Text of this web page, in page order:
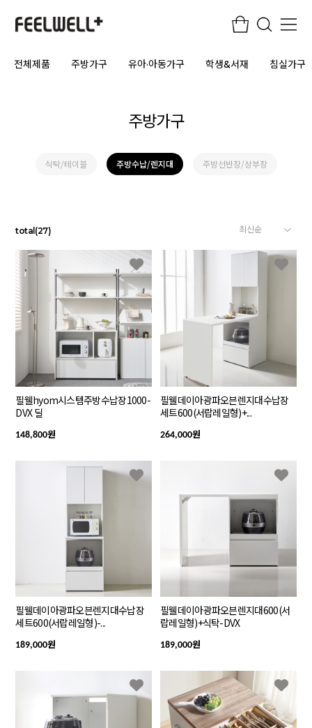
전체제품 주방가구 유아·아동가구 학생&서재 침실가구
주방가구
식탁/테이블 주방수납/렌지대 주방선반장/상부장
total (27)
필웰hyom시스템주방수납장1000-
DVX 딜
148,800원
필웰데이아광파오븐렌지대수납장
세트600(서랍레일형)+...
264,000원
필웰데이아광파오븐렌지대수납장
세트600(서랍레일형)-...
189,000원
필웰데이아광파오븐렌지대600(서
랍레일형)+식탁-DVX
189,000원